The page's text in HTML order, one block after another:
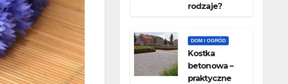
rodzaje?
DOM I OGRÓD
Kostka
betonowa –
praktyczne